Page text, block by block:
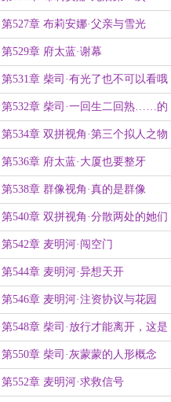
第527章 布莉安娜·父亲与雪光
第529章 府太蓝·谢幕
第531章 柴司·有光了也不可以看哦
第532章 柴司·一回生二回熟……的
对家
第534章 双拼视角·第三个拟人之物
第536章 府太蓝·大厦也要整牙
第538章 群像视角·真的是群像
第540章 双拼视角·分散两处的她们
第542章 麦明河·闯空门
第544章 麦明河·异想天开
第546章 麦明河·注资协议与花园
第548章 柴司·放行才能离开，这是
柴司的道理
第550章 柴司·灰蒙蒙的人形概念
第552章 麦明河·求救信号